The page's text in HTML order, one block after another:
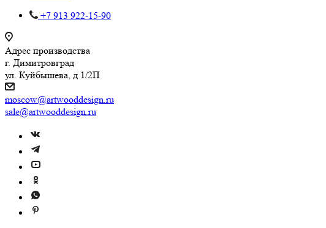
+7 913 922-15-90
Адрес производства
г. Димитровград
ул. Куйбышева, д 1/2П
moscow@artwooddesign.ru
sale@artwooddesign.ru